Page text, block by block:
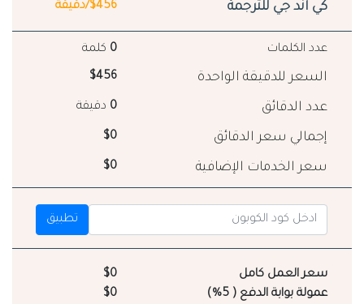
كي آند جي للترجمة $456/دقيقة
عدد الكلمات 0 كلمة
السعر للدقيقة الواحدة $456
عدد الدقائق 0 دقيقة
إجمالي سعر الدقائق $0
سعر الخدمات الإضافية $0
تطبيق
سعر العمل كامل
$0
عمولة بوابة الدفع ( 5%)
$0